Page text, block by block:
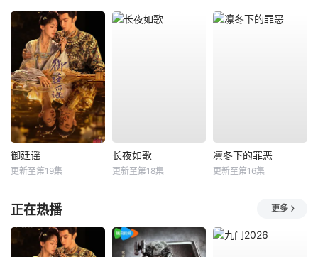
御廷谣
更新至第19集
长夜如歌
更新至第18集
凛冬下的罪恶
更新至第16集
正在热播 更多